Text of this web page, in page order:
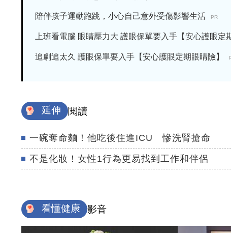
陪伴孩子運動跑跳，小心自己意外受傷影響生活 PR
上班看電腦 眼睛壓力大 護眼保單要入手【安心護眼定
追劇追太久 護眼保單要入手【安心護眼定期眼睛險】
延伸 閱讀
一碗奪命麵！他吃後住進ICU 慘洗腎搶命
不是化妝！女性1行為更易找到工作和伴侶
看懂健康 影音